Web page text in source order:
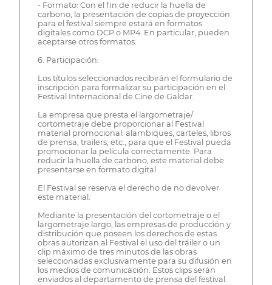
- Formato: Con el fin de reducir la huella de
carbono, la presentación de copias de proyección
para el festival siempre estará en formatos
digitales como DCP o MP4. En particular, pueden
aceptarse otros formatos.
6. Participación:
Los títulos seleccionados recibirán el formulario de
inscripción para formalizar su participación en el
Festival Internacional de Cine de Galdar.
La empresa que presta el largometraje/
cortometraje debe proporcionar al Festival
material promocional: alambiques, carteles, libros
de prensa, trailers, etc., para que el Festival pueda
promocionar la película correctamente. Para
reducir la huella de carbono, este material debe
presentarse en formato digital.
El Festival se reserva el derecho de no devolver
este material.
Mediante la presentación del cortometraje o el
largometraje largo, las empresas de producción y
distribución que poseen los derechos de estas
obras autorizan al Festival el uso del tráiler o un
clip máximo de tres minutos de las obras
seleccionadas exclusivamente para su difusión en
los medios de comunicación. Estos clips serán
enviados al departamento de prensa del festival.